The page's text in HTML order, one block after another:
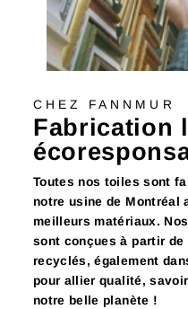
CHEZ FANNMUR
Fabrication
Toutes nos toiles sont
notre usine de Montréal
meilleurs matériaux.
sont conçues à partir
recyclés, également
pour allier qualité,
notre belle planète !